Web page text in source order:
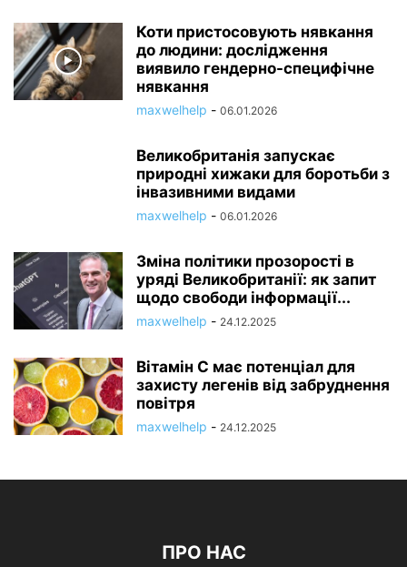
Коти пристосовують нявкання
до людини: дослідження
виявило гендерно-специфічне
нявкання
maxwelhelp - 06.01.2026
Великобританія запускає
природні хижаки для боротьби з
інвазивними видами
maxwelhelp - 06.01.2026
Зміна політики прозорості в
уряді Великобританії: як запит
щодо свободи інформації...
maxwelhelp - 24.12.2025
Вітамін С має потенціал для
захисту легенів від забруднення
повітря
maxwelhelp - 24.12.2025
ПРО НАС